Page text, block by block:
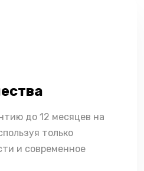
до 12 месяцев на
только
и современное